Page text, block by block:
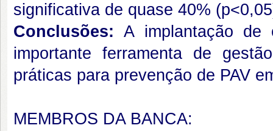
significativa de quase 40%
Conclusões:A implantação de
importante ferramenta de
práticas para prevenção de PAV
MEMBROS DA BANCA: